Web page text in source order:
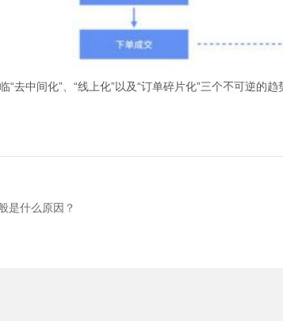
去中间化”、“线上化”以及“订单碎片化”三个不可逆的
是什么原因？